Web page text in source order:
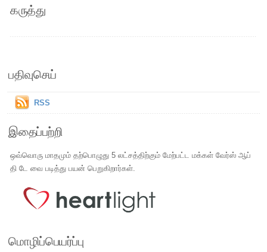
கருத்து
பதிவுசெய்
RSS
இதைப்பற்றி
ஒவ்வொரு மாதமும் தற்பொழுது 5 லட்சத்திற்கும் மேற்பட்ட மக்கள் வேர்ஸ் ஆப்
தி டே வை படித்து பயன் பெறுகிறார்கள்.
மொழிப்பெயர்ப்பு